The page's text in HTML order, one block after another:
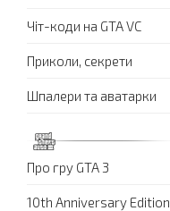
Чіт-коди на GTA VC
Приколи, секрети
Шпалери та аватарки
Про гру GTA 3
10th Anniversary Edition